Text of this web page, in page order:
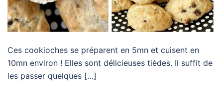
Ces cookioches se préparent en 5mn et cuisent en
10mn environ ! Elles sont délicieuses tièdes. Il suffit de
les passer quelques […]